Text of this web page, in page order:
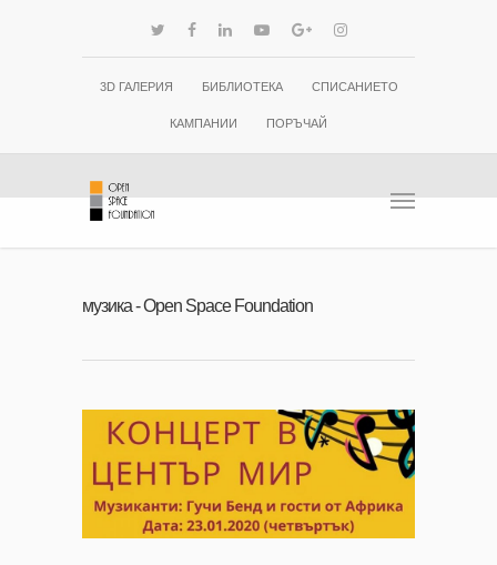
3D ГАЛЕРИЯ БИБЛИОТЕКА СПИСАНИЕТО
КАМПАНИИ ПОРЪЧАЙ
музика - Open Space Foundation